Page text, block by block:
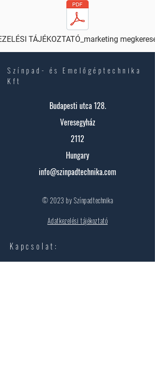
TÁJÉKOZTATÓ_marketing
Színpad- és Emelőgéptechnika
Kft
Budapesti utca 128.
Veresegyház
2112
Hungary
info@szinpadtechnika.com
© 2023 by Színpadtechnika
Adatkezelési tájékoztató
Kapcsolat: